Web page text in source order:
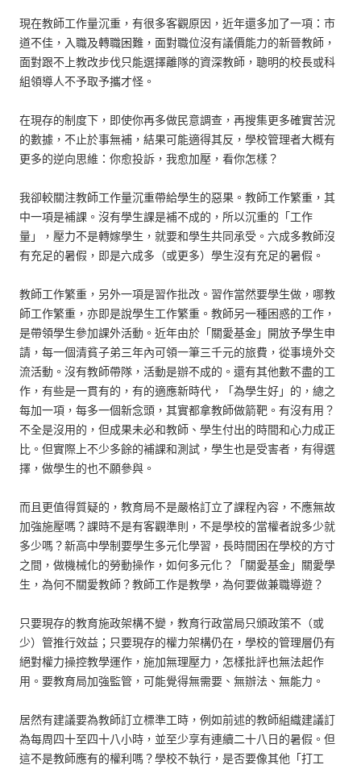
現在教師工作量沉重，有很多客觀原因，近年還多加了一項：市
道不佳，入職及轉職困難，面對職位沒有議價能力的新晉教師，
面對跟不上教改步伐只能選擇離隊的資深教師，聰明的校長或科
組領導人不予取予攜才怪。
在現存的制度下，即使你再多做民意調查，再搜集更多確實苦況
的數據，不止於事無補，結果可能適得其反，學校管理者大概有
更多的逆向思維：你愈投訴，我愈加壓，看你怎樣？
我卻較關注教師工作量沉重帶給學生的惡果。教師工作繁重，其
中一項是補課。沒有學生課是補不成的，所以沉重的「工作
量」，壓力不是轉嫁學生，就要和學生共同承受。六成多教師沒
有充足的暑假，即是六成多（或更多）學生沒有充足的暑假。
教師工作繁重，另外一項是習作批改。習作當然要學生做，哪教
師工作繁重，亦即是說學生工作繁重。教師另一種困惑的工作，
是帶領學生參加課外活動。近年由於「關愛基金」開放予學生申
請，每一個清貧子弟三年內可領一筆三千元的旅費，從事境外交
流活動。沒有教師帶隊，活動是辦不成的。還有其他數不盡的工
作，有些是一貫有的，有的適應新時代，「為學生好」的，總之
每加一項，每多一個新念頭，其實都拿教師做箭靶。有沒有用？
不全是沒用的，但成果未必和教師、學生付出的時間和心力成正
比。但實際上不少多餘的補課和測試，學生也是受害者，有得選
擇，做學生的也不願參與。
而且更值得質疑的，教育局不是嚴格訂立了課程內容，不應無故
加強施壓嗎？課時不是有客觀準則，不是學校的當權者說多少就
多少嗎？新高中學制要學生多元化學習，長時間困在學校的方寸
之間，做機械化的勞動操作，如何多元化？「關愛基金」關愛學
生，為何不關愛教師？教師工作是教學，為何要做兼職導遊？
只要現存的教育施政架構不變，教育行政當局只頒政策不（或
少）管推行效益；只要現存的權力架構仍在，學校的管理層仍有
絕對權力操控教學運作，施加無理壓力，怎樣批評也無法起作
用。要教育局加強監管，可能覺得無需要、無辦法、無能力。
居然有建議要為教師訂立標準工時，例如前述的教師組織建議訂
為每周四十至四十八小時，並至少享有連續二十八日的暑假。但
這不是教師應有的權利嗎？學校不執行，是否要像其他「打工